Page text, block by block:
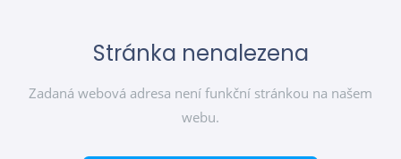
Stránka nenalezena
Zadaná webová adresa není funkční stránkou na našem
webu.